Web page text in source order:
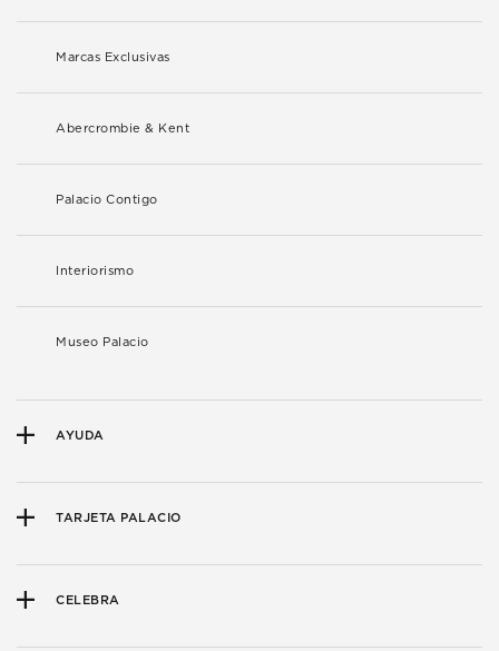
Marcas Exclusivas
Abercrombie & Kent
Palacio Contigo
Interiorismo
Museo Palacio
AYUDA
TARJETA PALACIO
CELEBRA